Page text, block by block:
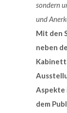
sondern
und
Mit den
neben
Aspekte
dem